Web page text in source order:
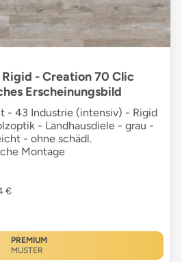
- Creation 70 Clic
Erscheinungsbild
- 43 Industrie (intensiv) - Rigid
- Landhausdiele - grau -
- ohne schädl.
Montage
€
PREMIUM
MUSTER